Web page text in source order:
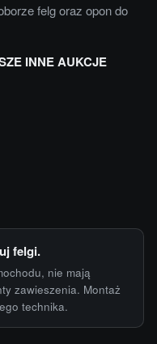
felg oraz opon do
INNE AUKCJE
felgi.
nie mają
zawieszenia. Montaż
technika.